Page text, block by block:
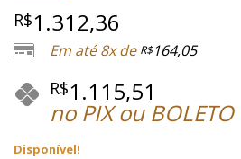
R$1.312,36
Em até 8x de R$164,05
R$1.115,51
no PIX ou BOLETO
Disponível!